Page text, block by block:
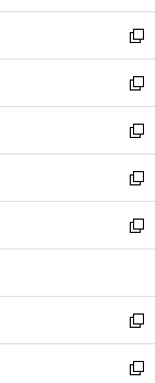
開
く
ウ
で
開
く
ン
ド
ウ
で
開
く
ウ
ィ
ン
ド
ウ
で
開
く
新
し
い
ウ
ィ
ン
ド
ウ
で
開
新
し
い
ウ
ィ
ン
ド
ウ
開
く
新
し
い
ウ
ィ
ン
ウ
で
開
く
新
し
い
ウ
ン
ド
ウ
で
新
し
ウ
ィ
ン
ド
新
し
い
新